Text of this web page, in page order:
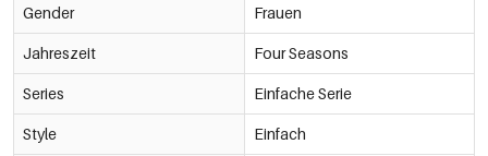
Gender Frauen
Jahreszeit Four Seasons
Series Einfache Serie
Style Einfach